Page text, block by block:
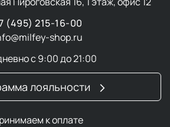
(495) 215-16-00
shop.ru
с 9:00 до 21:00
лояльности
к оплате